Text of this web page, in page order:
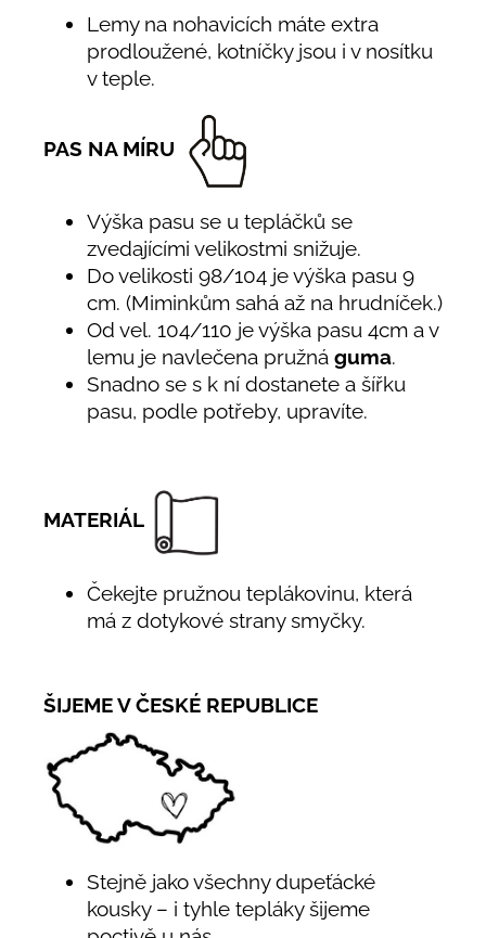
Lemy na nohavicích máte extra
prodloužené, kotníčky jsou i v nosítku
v teple.
PAS NA MÍRU
Výška pasu se u tepláčků se
zvedajícími velikostmi snižuje.
Do velikosti 98/104 je výška pasu 9
cm. (Miminkům sahá až na hrudníček.)
Od vel. 104/110 je výška pasu 4cm a v
lemu je navlečena pružná guma.
Snadno se s k ní dostanete a šířku
pasu, podle potřeby, upravíte.
MATERIÁL
Čekejte pružnou teplákovinu, která
má z dotykové strany smyčky.
ŠIJEME V ČESKÉ REPUBLICE
Stejně jako všechny dupeťácké
kousky – i tyhle tepláky šijeme